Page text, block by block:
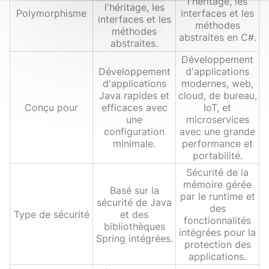
Polymorphisme
l'héritage, les
interfaces et les
méthodes
abstraites.
interfaces et les
méthodes
abstraites en C#.
Conçu pour
Développement
d'applications
Java rapides et
efficaces avec
une
configuration
minimale.
Développement
d'applications
modernes, web,
cloud, de bureau,
IoT, et
microservices
avec une grande
performance et
portabilité.
Type de sécurité
Basé sur la
sécurité de Java
et des
bibliothèques
Spring intégrées.
Sécurité de la
mémoire gérée
par le runtime et
des
fonctionnalités
intégrées pour la
protection des
applications.